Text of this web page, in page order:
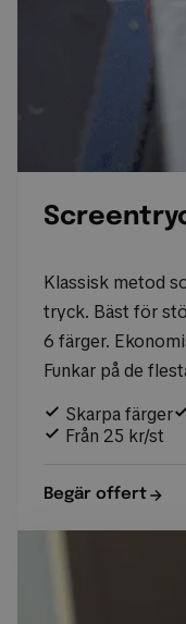
Klassisk metod
tryck. Bäst för
6 färger.
Funkar på de
Skarpa färger
Från 25 kr/st
Begär offert